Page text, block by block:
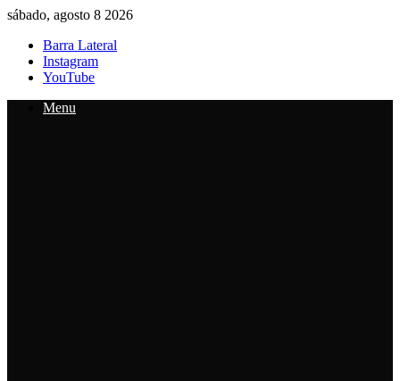
sábado, agosto 8 2026
Barra Lateral
Instagram
YouTube
Menu